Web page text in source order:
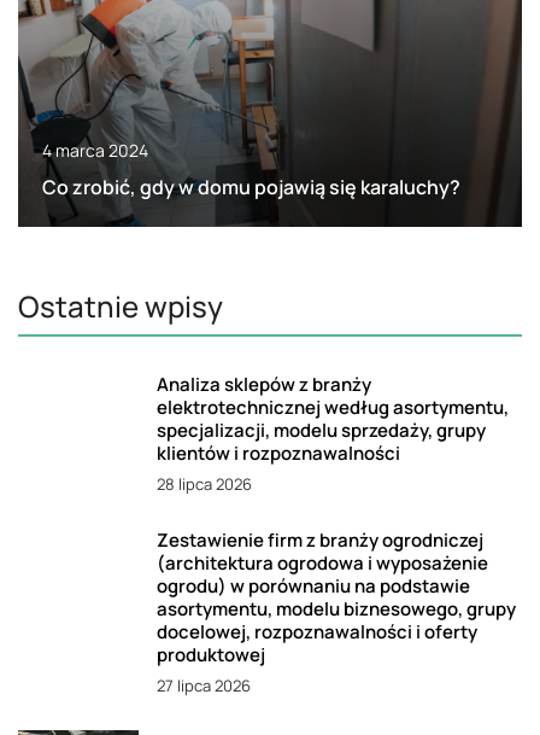
4 marca 2024
Co zrobić, gdy w domu pojawią się karaluchy?
Ostatnie wpisy
Analiza sklepów z branży
elektrotechnicznej według asortymentu,
specjalizacji, modelu sprzedaży, grupy
klientów i rozpoznawalności
28 lipca 2026
Zestawienie firm z branży ogrodniczej
(architektura ogrodowa i wyposażenie
ogrodu) w porównaniu na podstawie
asortymentu, modelu biznesowego, grupy
docelowej, rozpoznawalności i oferty
produktowej
27 lipca 2026